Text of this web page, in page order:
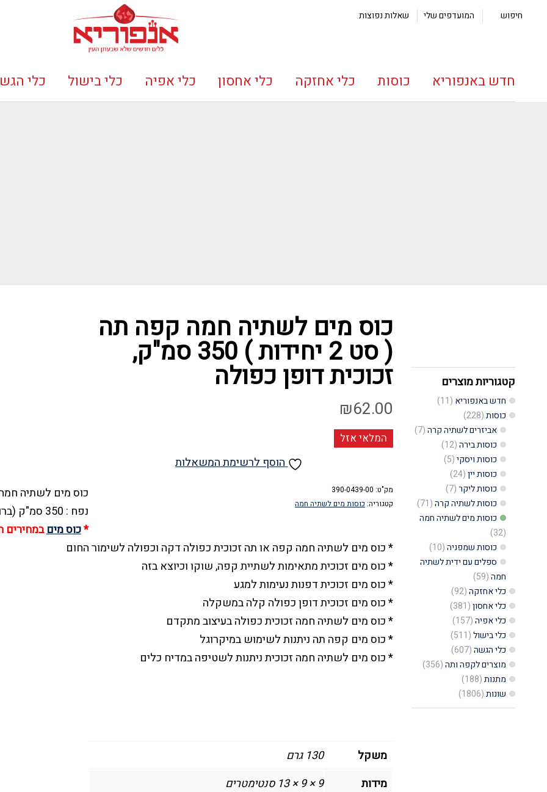
חיפוש המועדפים שלי שאלות נפוצות
חדש באנפוריא כוסות כלי אחזקה כלי אחסון כלי אפיה כלי בישול כלי
קטגוריות מוצרים
חדש באנפוריא (11)
כוסות(228)
אביזרים לשתיה קרה(7)
כוסות בירה(12)
כוסות ויסקי(5)
כוסות יין(24)
כוסות ליקר(7)
כוסות לשתיה קרה(71)
כוסות מים לשתיה חמה
(32)
כוסות שמפניה(10)
ספלים עם ידית לשתיה
חמה(59)
כלי אחזקה(92)
כלי אחסון(381)
כלי אפיה(157)
כלי בישול(511)
כלי הגשה(607)
מוצרים לקפה ותה(356)
מתנות(188)
שונות(1806)
כוס מים לשתיה חמה קפה תה
( סט 2 יחידות ) 350 סמ"ק,
זכוכית דופן כפולה
₪62.00
המלאי אזל
הוסף לרשימת המשאלות
מק"ט: 390-0439-00
קטגוריה: כוסות מים לשתיה חמה
כוס מים לשתיה
נפח : 350 סמ"ק (ברוטו)
*כוס מיםבמחירים
* כוס מים לשתיה חמה קפה או תה זכוכית כפולה דקה וכפולה לשימור החום
* כוס מים זכוכית מתאימות לשתיית קפה, שוקו וכיוצא בזה
* כוס מים זכוכית דפנות נעימות למגע
* כוס מים זכוכית דופן כפולה קלה במשקלה
* כוס מים לשתיה חמה זכוכית כפולה בעיצוב מתקדם
* כוס מים קפה תה ניתנות לשימוש במיקרוגל
* כוס מים לשתיה חמה זכוכית ניתנות לשטיפה במדיח כלים
משקל
130 גרם
מידות
9 × 9 × 13 סנטימטרים